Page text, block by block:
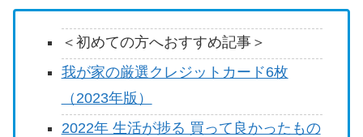
＜初めての方へおすすめ記事＞
我が家の厳選クレジットカード6枚
（2023年版）
2022年 生活が捗る 買って良かったもの